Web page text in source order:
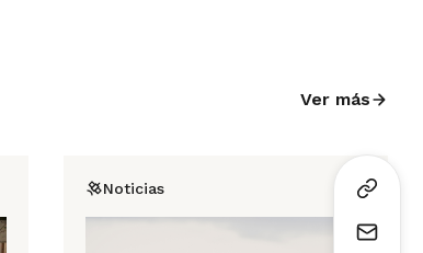
Ver más
Noticias